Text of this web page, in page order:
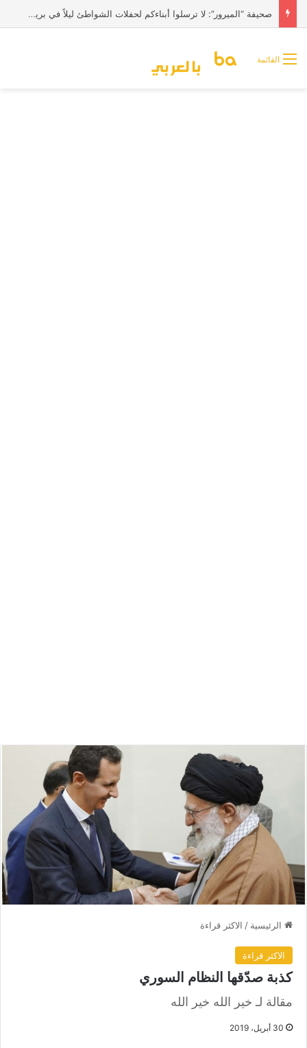
صحيفة “الميرور”: لا ترسلوا أبناءكم لحفلات الشواطئ ليلاً في بريطانيا
القائمة
الرئيسية / الاكثر قراءة
الاكثر قراءة
كذبة صدّقها النظام السوري
مقالة لـ خير الله خير الله
30 أبريل، 2019